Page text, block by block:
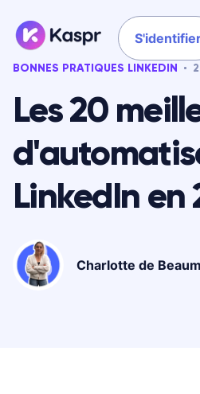
BONNES PRATIQUES LINKEDIN
Les 20
LinkedIn en
Charlotte de